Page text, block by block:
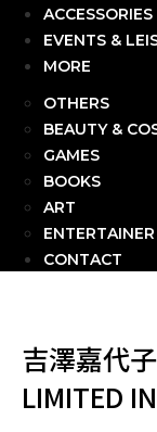
EVENTS &
MORE
OTHERS
BEAUTY &
GAMES
BOOKS
ART
CONTACT
吉澤嘉代
LIMITED